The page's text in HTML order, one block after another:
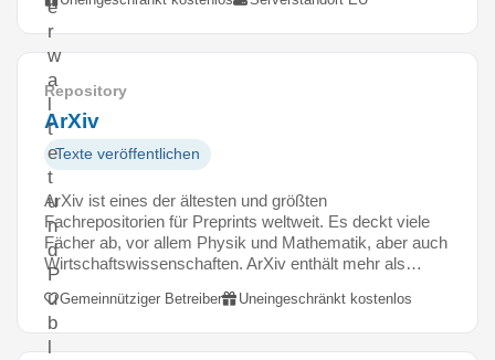
e
r
w
a
l
t
e
t
u
n
d
P
u
b
l
Repository
ArXiv
Texte veröffentlichen
ArXiv ist eines der ältesten und größten
Fachrepositorien für Preprints weltweit. Es deckt viele
Fächer ab, vor allem Physik und Mathematik, aber auch
Wirtschaftswissenschaften. ArXiv enthält mehr als…
Gemeinnütziger Betreiber Uneingeschränkt kostenlos